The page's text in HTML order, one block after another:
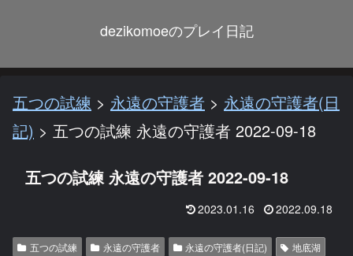
dezikomoeのプレイ日記
五つの試練 > 永遠の守護者 > 永遠の守護者(日
記) > 五つの試練 永遠の守護者 2022-09-18
五つの試練 永遠の守護者 2022-09-18
2023.01.16 2022.09.18
五つの試練 永遠の守護者 永遠の守護者(日記) 地底湖